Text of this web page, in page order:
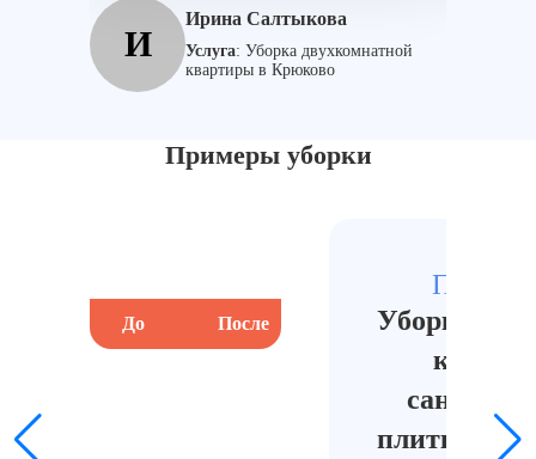
порядок.
И
Ирина Салтыкова
Услуга: Уборка двухкомнатной
квартиры в Крюково
Примеры уборки
До После
Уборка в
плитки и